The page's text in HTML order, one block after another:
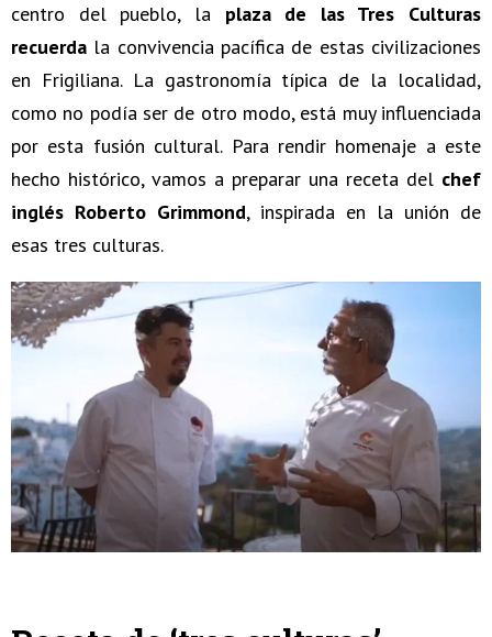
centro del pueblo, la plaza de las Tres Culturas
recuerda la convivencia pacífica de estas civilizaciones
en Frigiliana. La gastronomía típica de la localidad,
como no podía ser de otro modo, está muy influenciada
por esta fusión cultural. Para rendir homenaje a este
hecho histórico, vamos a preparar una receta del chef
inglés Roberto Grimmond, inspirada en la unión de
esas tres culturas.